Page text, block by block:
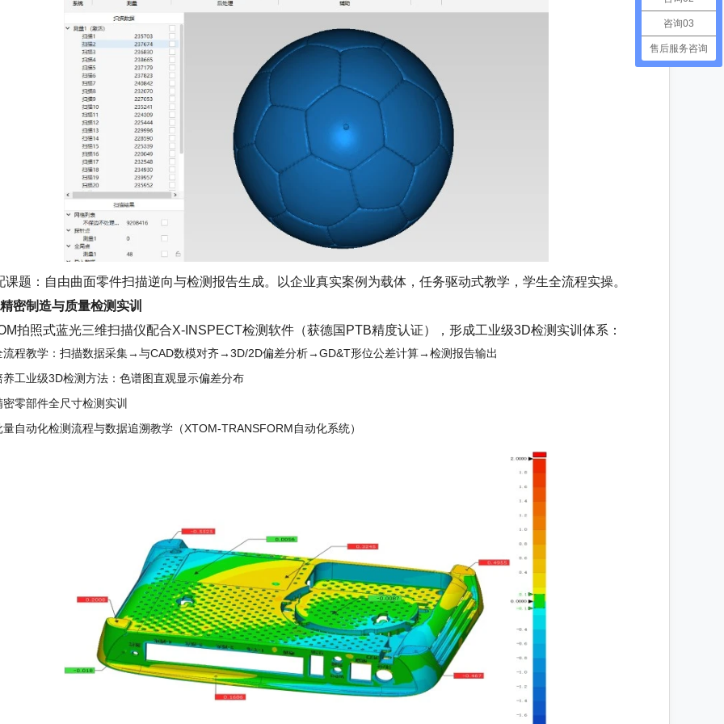
课题：自由曲面零件扫描逆向与检测报告生成。以企业真实案例为载体，任务驱动式教学，学生全流程实操。
密制造与质量检测实训
拍照式蓝光三维扫描仪配合X-INSPECT检测软件（获德国PTB精度认证），形成工业级3D检测实训体系：
流程教学：扫描数据采集→与CAD数模对齐→3D/2D偏差分析→GD&T形位公差计算→检测报告输出
养工业级3D检测方法：色谱图直观显示偏差分布
密零部件全尺寸检测实训
量自动化检测流程与数据追溯教学（XTOM-TRANSFORM自动化系统）
咨询03
售后服务咨询